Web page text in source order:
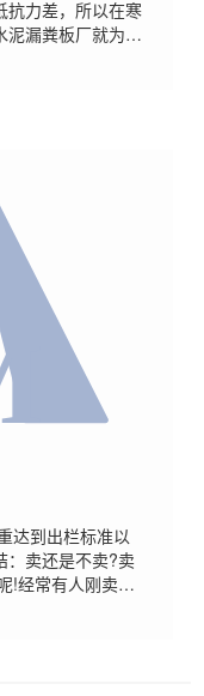
抗力差，所以在寒
泥漏粪板厂就为您
好，易消化足量
力，仔猪就能健
达到出栏标准以
：卖还是不卖?卖
!经常有人刚卖猪
办呢?问专家，